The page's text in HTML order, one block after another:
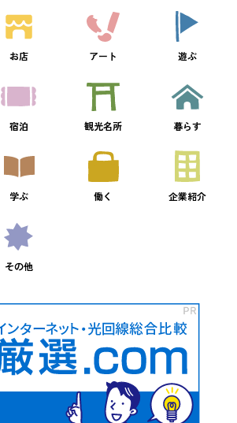
お店 アート 遊ぶ
宿泊 観光名所 暮らす
学ぶ 働く 企業紹介
その他